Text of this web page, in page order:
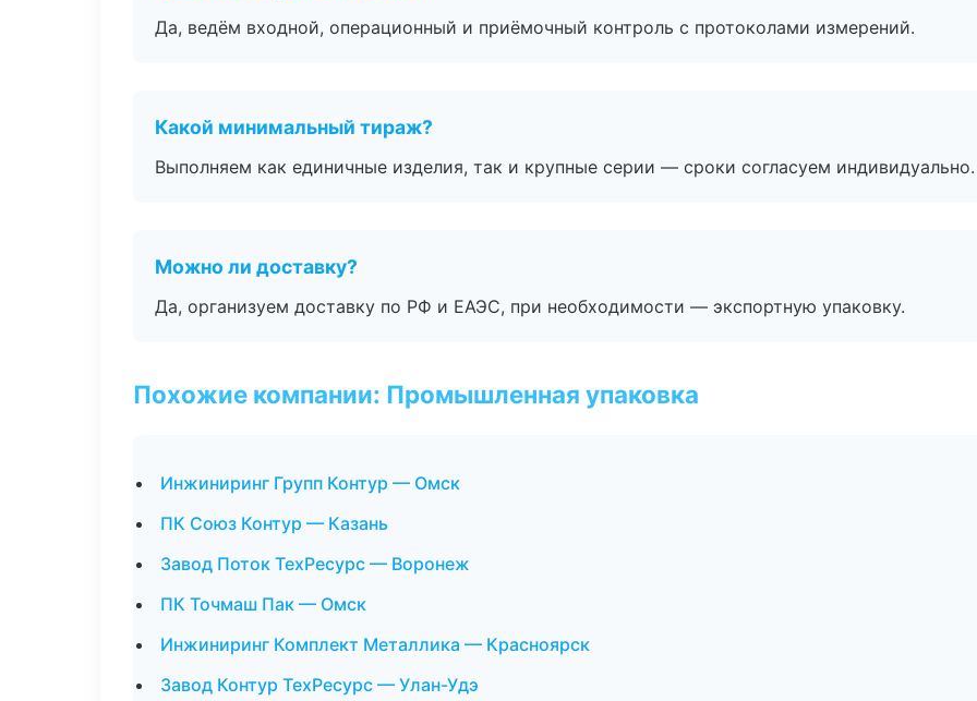
Да, ведём входной, операционный и приёмочный контроль с протоколами измерений.
Какой минимальный тираж?
Выполняем как единичные изделия, так и крупные серии — сроки согласуем индивидуально.
Можно ли доставку?
Да, организуем доставку по РФ и ЕАЭС, при необходимости — экспортную упаковку.
Похожие компании: Промышленная упаковка
Инжиниринг Групп Контур — Омск
ПК Союз Контур — Казань
Завод Поток ТехРесурс — Воронеж
ПК Точмаш Пак — Омск
Инжиниринг Комплект Металлика — Красноярск
Завод Контур ТехРесурс — Улан-Удэ